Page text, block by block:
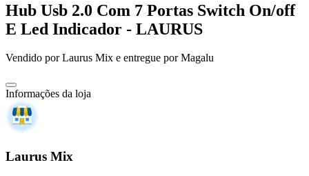
Hub Usb 2.0 Com 7 Portas Switch On/off
E Led Indicador - LAURUS
Vendido porLaurus Mix e entregue por Magalu
Informações da loja
Laurus Mix